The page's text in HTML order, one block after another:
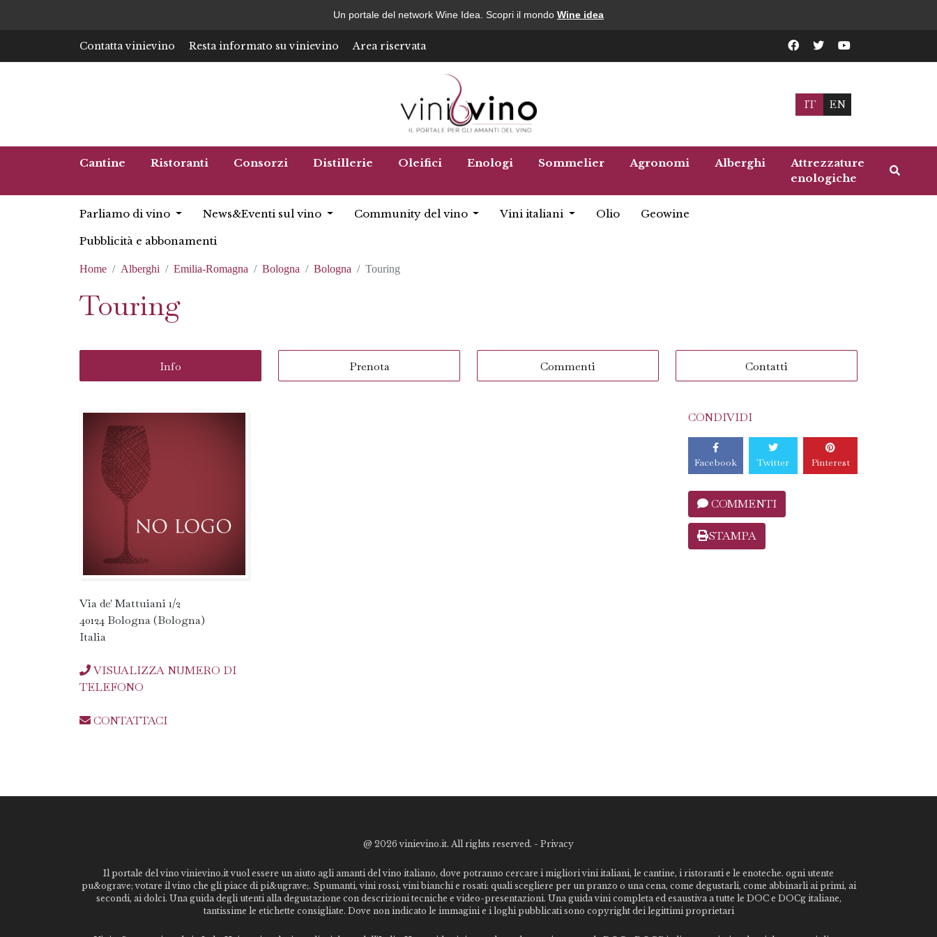
Un portale del network Wine Idea. Scopri il mondo Wine idea
Contatta vinievino Resta informato su vinievino Area riservata
IT EN
Cantine Ristoranti Consorzi Distillerie Oleifici Enologi Sommelier Agronomi Alberghi
Attrezzature
enologiche
Parliamo di vino News&Eventi sul vino Community del vino Vini italiani Olio Geowine
Pubblicità e abbonamenti
Home Alberghi Emilia-Romagna Bologna Bologna Touring
Touring
Info Prenota Commenti Contatti
Via de' Mattuiani 1/2
40124 Bologna (Bologna)
Italia
VISUALIZZA NUMERO DI
TELEFONO
CONTATTACI
CONDIVIDI
Facebook Twitter Pinterest
COMMENTI
STAMPA
@ 2026 vinievino.it. All rights reserved. - Privacy
Il portale del vino vinievino.it vuol essere un aiuto agli amanti del vino italiano, dove potranno cercare i migliori vini italiani, le cantine, i ristoranti e le enoteche. ogni utente
pu&ograve; votare il vino che gli piace di pi&ugrave;. Spumanti, vini rossi, vini bianchi e rosati: quali scegliere per un pranzo o una cena, come degustarli, come abbinarli ai primi, ai
secondi, ai dolci. Una guida degli utenti alla degustazione con descrizioni tecniche e video-presentazioni. Una guida vini completa ed esaustiva a tutte le DOC e DOCg italiane,
tantissime le etichette consigliate. Dove non indicato le immagini e i loghi pubblicati sono copyright dei legittimi proprietari